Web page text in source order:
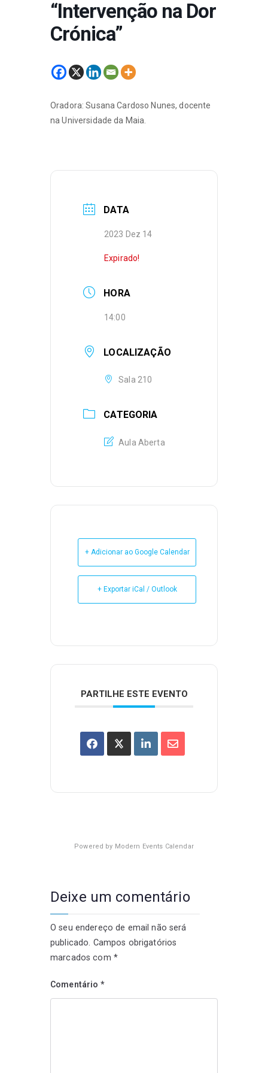
“Intervenção na Dor
Crónica”
Oradora: Susana Cardoso Nunes, docente
na Universidade da Maia.
DATA
2023 Dez 14
Expirado!
HORA
14:00
LOCALIZAÇÃO
Sala 210
CATEGORIA
Aula Aberta
+ Adicionar ao Google Calendar
+ Exportar iCal / Outlook
PARTILHE ESTE EVENTO
Powered by Modern Events Calendar
Deixe um comentário
O seu endereço de email não será
publicado. Campos obrigatórios
marcados com *
Comentário *